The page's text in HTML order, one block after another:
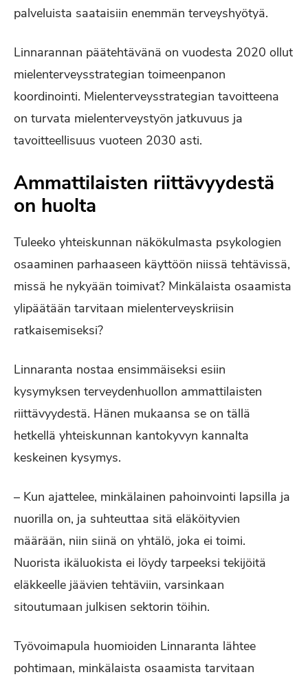
palveluista saataisiin enemmän terveyshyötyä.
Linnarannan päätehtävänä on vuodesta 2020 ollut
mielenterveysstrategian toimeenpanon
koordinointi. Mielenterveysstrategian tavoitteena
on turvata mielenterveystyön jatkuvuus ja
tavoitteellisuus vuoteen 2030 asti.
Ammattilaisten riittävyydestä
on huolta
Tuleeko yhteiskunnan näkökulmasta psykologien
osaaminen parhaaseen käyttöön niissä tehtävissä,
missä he nykyään toimivat? Minkälaista osaamista
ylipäätään tarvitaan mielenterveyskriisin
ratkaisemiseksi?
Linnaranta nostaa ensimmäiseksi esiin
kysymyksen terveydenhuollon ammattilaisten
riittävyydestä. Hänen mukaansa se on tällä
hetkellä yhteiskunnan kantokyvyn kannalta
keskeinen kysymys.
– Kun ajattelee, minkälainen pahoinvointi lapsilla ja
nuorilla on, ja suhteuttaa sitä eläköityvien
määrään, niin siinä on yhtälö, joka ei toimi.
Nuorista ikäluokista ei löydy tarpeeksi tekijöitä
eläkkeelle jäävien tehtäviin, varsinkaan
sitoutumaan julkisen sektorin töihin.
Työvoimapula huomioiden Linnaranta lähtee
pohtimaan, minkälaista osaamista tarvitaan